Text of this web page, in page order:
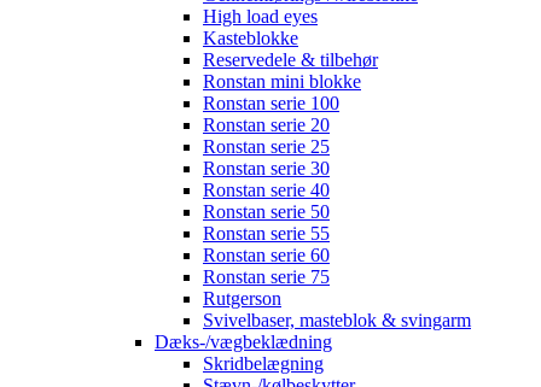
High load eyes
Kasteblokke
Reservedele & tilbehør
Ronstan mini blokke
Ronstan serie 100
Ronstan serie 20
Ronstan serie 25
Ronstan serie 30
Ronstan serie 40
Ronstan serie 50
Ronstan serie 55
Ronstan serie 60
Ronstan serie 75
Rutgerson
Svivelbaser, masteblok & svingarm
Dæks-/vægbeklædning
Skridbelægning